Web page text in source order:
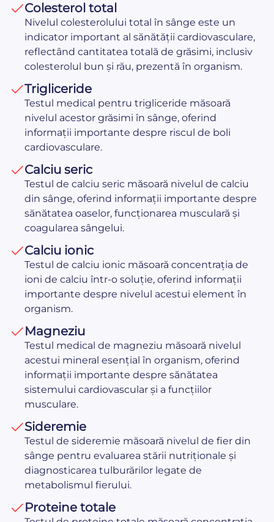
Colesterol total
Nivelul colesterolului total în sânge este un
indicator important al sănătății cardiovasculare,
reflectând cantitatea totală de grăsimi, inclusiv
colesterolul bun și rău, prezentă în organism.
Trigliceride
Testul medical pentru trigliceride măsoară
nivelul acestor grăsimi în sânge, oferind
informații importante despre riscul de boli
cardiovasculare.
Calciu seric
Testul de calciu seric măsoară nivelul de calciu
din sânge, oferind informații importante despre
sănătatea oaselor, funcționarea musculară și
coagularea sângelui.
Calciu ionic
Testul de calciu ionic măsoară concentrația de
ioni de calciu într-o soluție, oferind informații
importante despre nivelul acestui element în
organism.
Magneziu
Testul medical de magneziu măsoară nivelul
acestui mineral esențial în organism, oferind
informații importante despre sănătatea
sistemului cardiovascular și a funcțiilor
musculare.
Sideremie
Testul de sideremie măsoară nivelul de fier din
sânge pentru evaluarea stării nutriționale și
diagnosticarea tulburărilor legate de
metabolismul fierului.
Proteine totale